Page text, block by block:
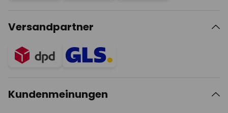
Versandpartner
Kundenmeinungen